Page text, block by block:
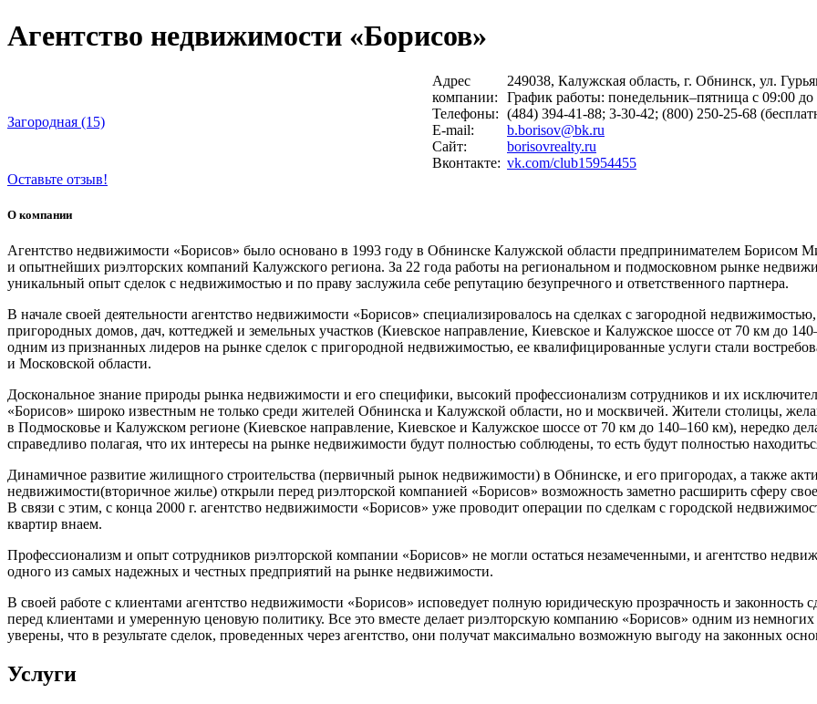
Агентство недвижимости «Борисов»
Загородная (15)
Адрес
компании:
249038, Калужская область, г. Обнинск, ул.
График работы: понедельник–пятница c 09:00 до
Телефоны: (484) 394-41-88; 3-30-42; (800) 250-25-68
E-mail:
b.borisov@bk.ru
Сайт:
borisovrealty.ru
Вконтакте: vk.com/club15954455
Оставьте отзыв!
О компании
Агентство недвижимости «Борисов» было основано в 1993 году в Обнинске Калужской области предпринимателем Борисом
и опытнейших риэлторских компаний Калужского региона. За 22 года работы на региональном и подмосковном рынке
уникальный опыт сделок с недвижимостью и по праву заслужила себе репутацию безупречного и ответственного партнера.
В начале своей деятельности агентство недвижимости «Борисов» специализировалось на сделках с загородной
пригородных домов, дач, коттеджей и земельных участков (Киевское направление, Киевское и Калужское шоссе от 70 км до
одним из признанных лидеров на рынке сделок с пригородной недвижимостью, ее квалифицированные услуги стали
и Московской области.
Доскональное знание природы рынка недвижимости и его специфики, высокий профессионализм сотрудников и их
«Борисов» широко известным не только среди жителей Обнинска и Калужской области, но и москвичей. Жители столицы,
в Подмосковье и Калужском регионе (Киевское направление, Киевское и Калужское шоссе от 70 км до 140–160 км), нередко
справедливо полагая, что их интересы на рынке недвижимости будут полностью соблюдены, то есть будут полностью
Динамичное развитие жилищного строительства (первичный рынок недвижимости) в Обнинске, и его пригородах, а также
недвижимости(вторичное жилье) открыли перед риэлторской компанией «Борисов» возможность заметно расширить сферу
В связи с этим, с конца 2000 г. агентство недвижимости «Борисов» уже проводит операции по сделкам с городской
квартир внаем.
Профессионализм и опыт сотрудников риэлторской компании «Борисов» не могли остаться незамеченными, и агентство
одного из самых надежных и честных предприятий на рынке недвижимости.
В своей работе с клиентами агентство недвижимости «Борисов» исповедует полную юридическую прозрачность и законность
перед клиентами и умеренную ценовую политику. Все это вместе делает риэлторскую компанию «Борисов» одним из
уверены, что в результате сделок, проведенных через агентство, они получат максимально возможную выгоду на законных
Услуги